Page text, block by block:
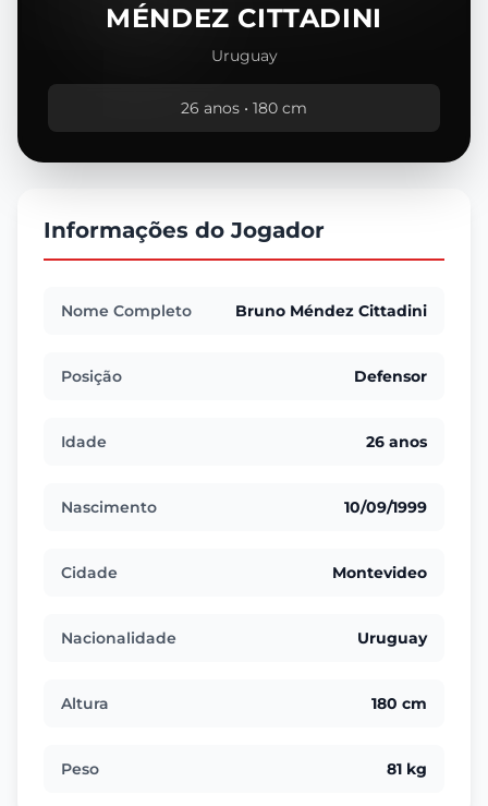
MÉNDEZ CITTADINI
Uruguay
26 anos • 180 cm
Informações do Jogador
Nome Completo Bruno Méndez Cittadini
Posição Defensor
Idade 26 anos
Nascimento 10/09/1999
Cidade Montevideo
Nacionalidade Uruguay
Altura 180 cm
Peso 81 kg